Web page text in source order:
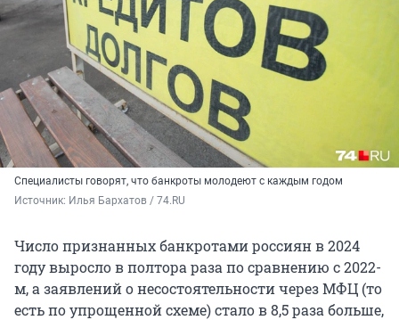
Специалисты говорят, что банкроты молодеют с каждым годом
Источник: Илья Бархатов / 74.RU
Число признанных банкротами россиян в 2024
году выросло в полтора раза по сравнению с 2022-
м, а заявлений о несостоятельности через МФЦ (то
есть по упрощенной схеме) стало в 8,5 раза больше,